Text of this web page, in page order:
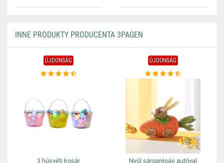
INNE PRODUKTY PRODUCENTA 3PAGEN
ÚJDONSÁG
3 húsvéti kosár
ÚJDONSÁG
Nyúl sárgarépás autóval